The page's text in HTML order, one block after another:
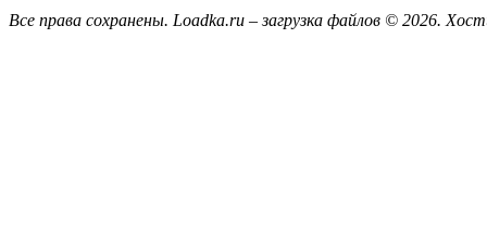
Все права сохранены. Loadka.ru – загрузка файлов © 2026.